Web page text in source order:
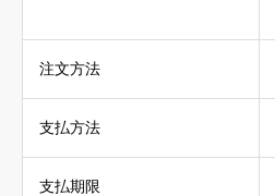
注文方法
支払方法
支払期限